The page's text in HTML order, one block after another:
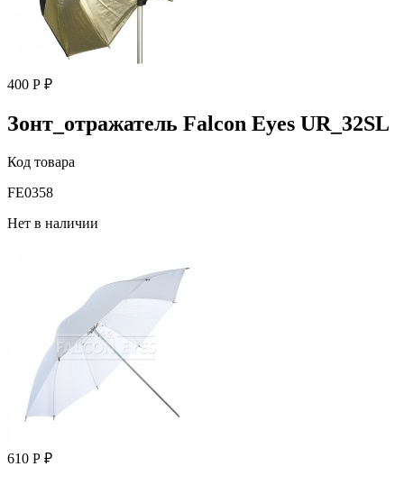
400 Р ₽
Зонт_отражатель Falcon Eyes UR_32SL
Код товара
FE0358
Нет в наличии
610 Р ₽